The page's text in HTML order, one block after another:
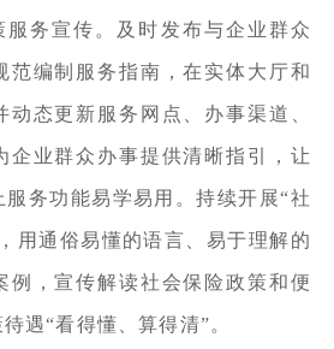
服务宣传。及时发布与企业群众
范编制服务指南，在实体大厅和
态更新服务网点、办事渠道、
企业群众办事提供清晰指引，让
务功能易学易用。持续开展“社
用通俗易懂的语言、易于理解的
例，宣传解读社会保险政策和便
遇“看得懂、算得清”。